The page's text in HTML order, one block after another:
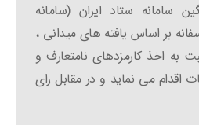
سامانه ستاد ایران (سامانه
بر اساس یافته های میدانی ،
به اخذ کارمزدهای نامتعارف و
اقدام می نماید و در مقابل رای